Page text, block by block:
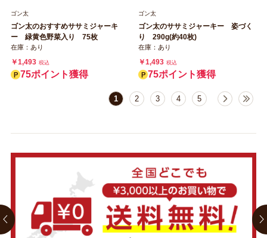
ゴン太
ゴン太のおすすめササミジャーキ
ー 緑黄色野菜入り 75枚
在庫：あり
￥1,493 税込
75ポイント獲得
ゴン太
ゴン太のササミジャーキー 姿づく
り 290g(約40枚)
在庫：あり
￥1,493 税込
75ポイント獲得
1 2 3 4 5